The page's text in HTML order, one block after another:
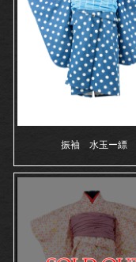
振袖 水玉ー縹